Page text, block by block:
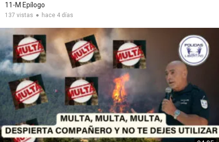
11-M Epílogo
137 vistas hace 4 días